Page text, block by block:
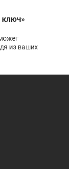
ключ»
из ваших